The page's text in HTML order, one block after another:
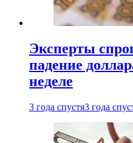
Эксперты
падение
неделе
3 года спустя3 года